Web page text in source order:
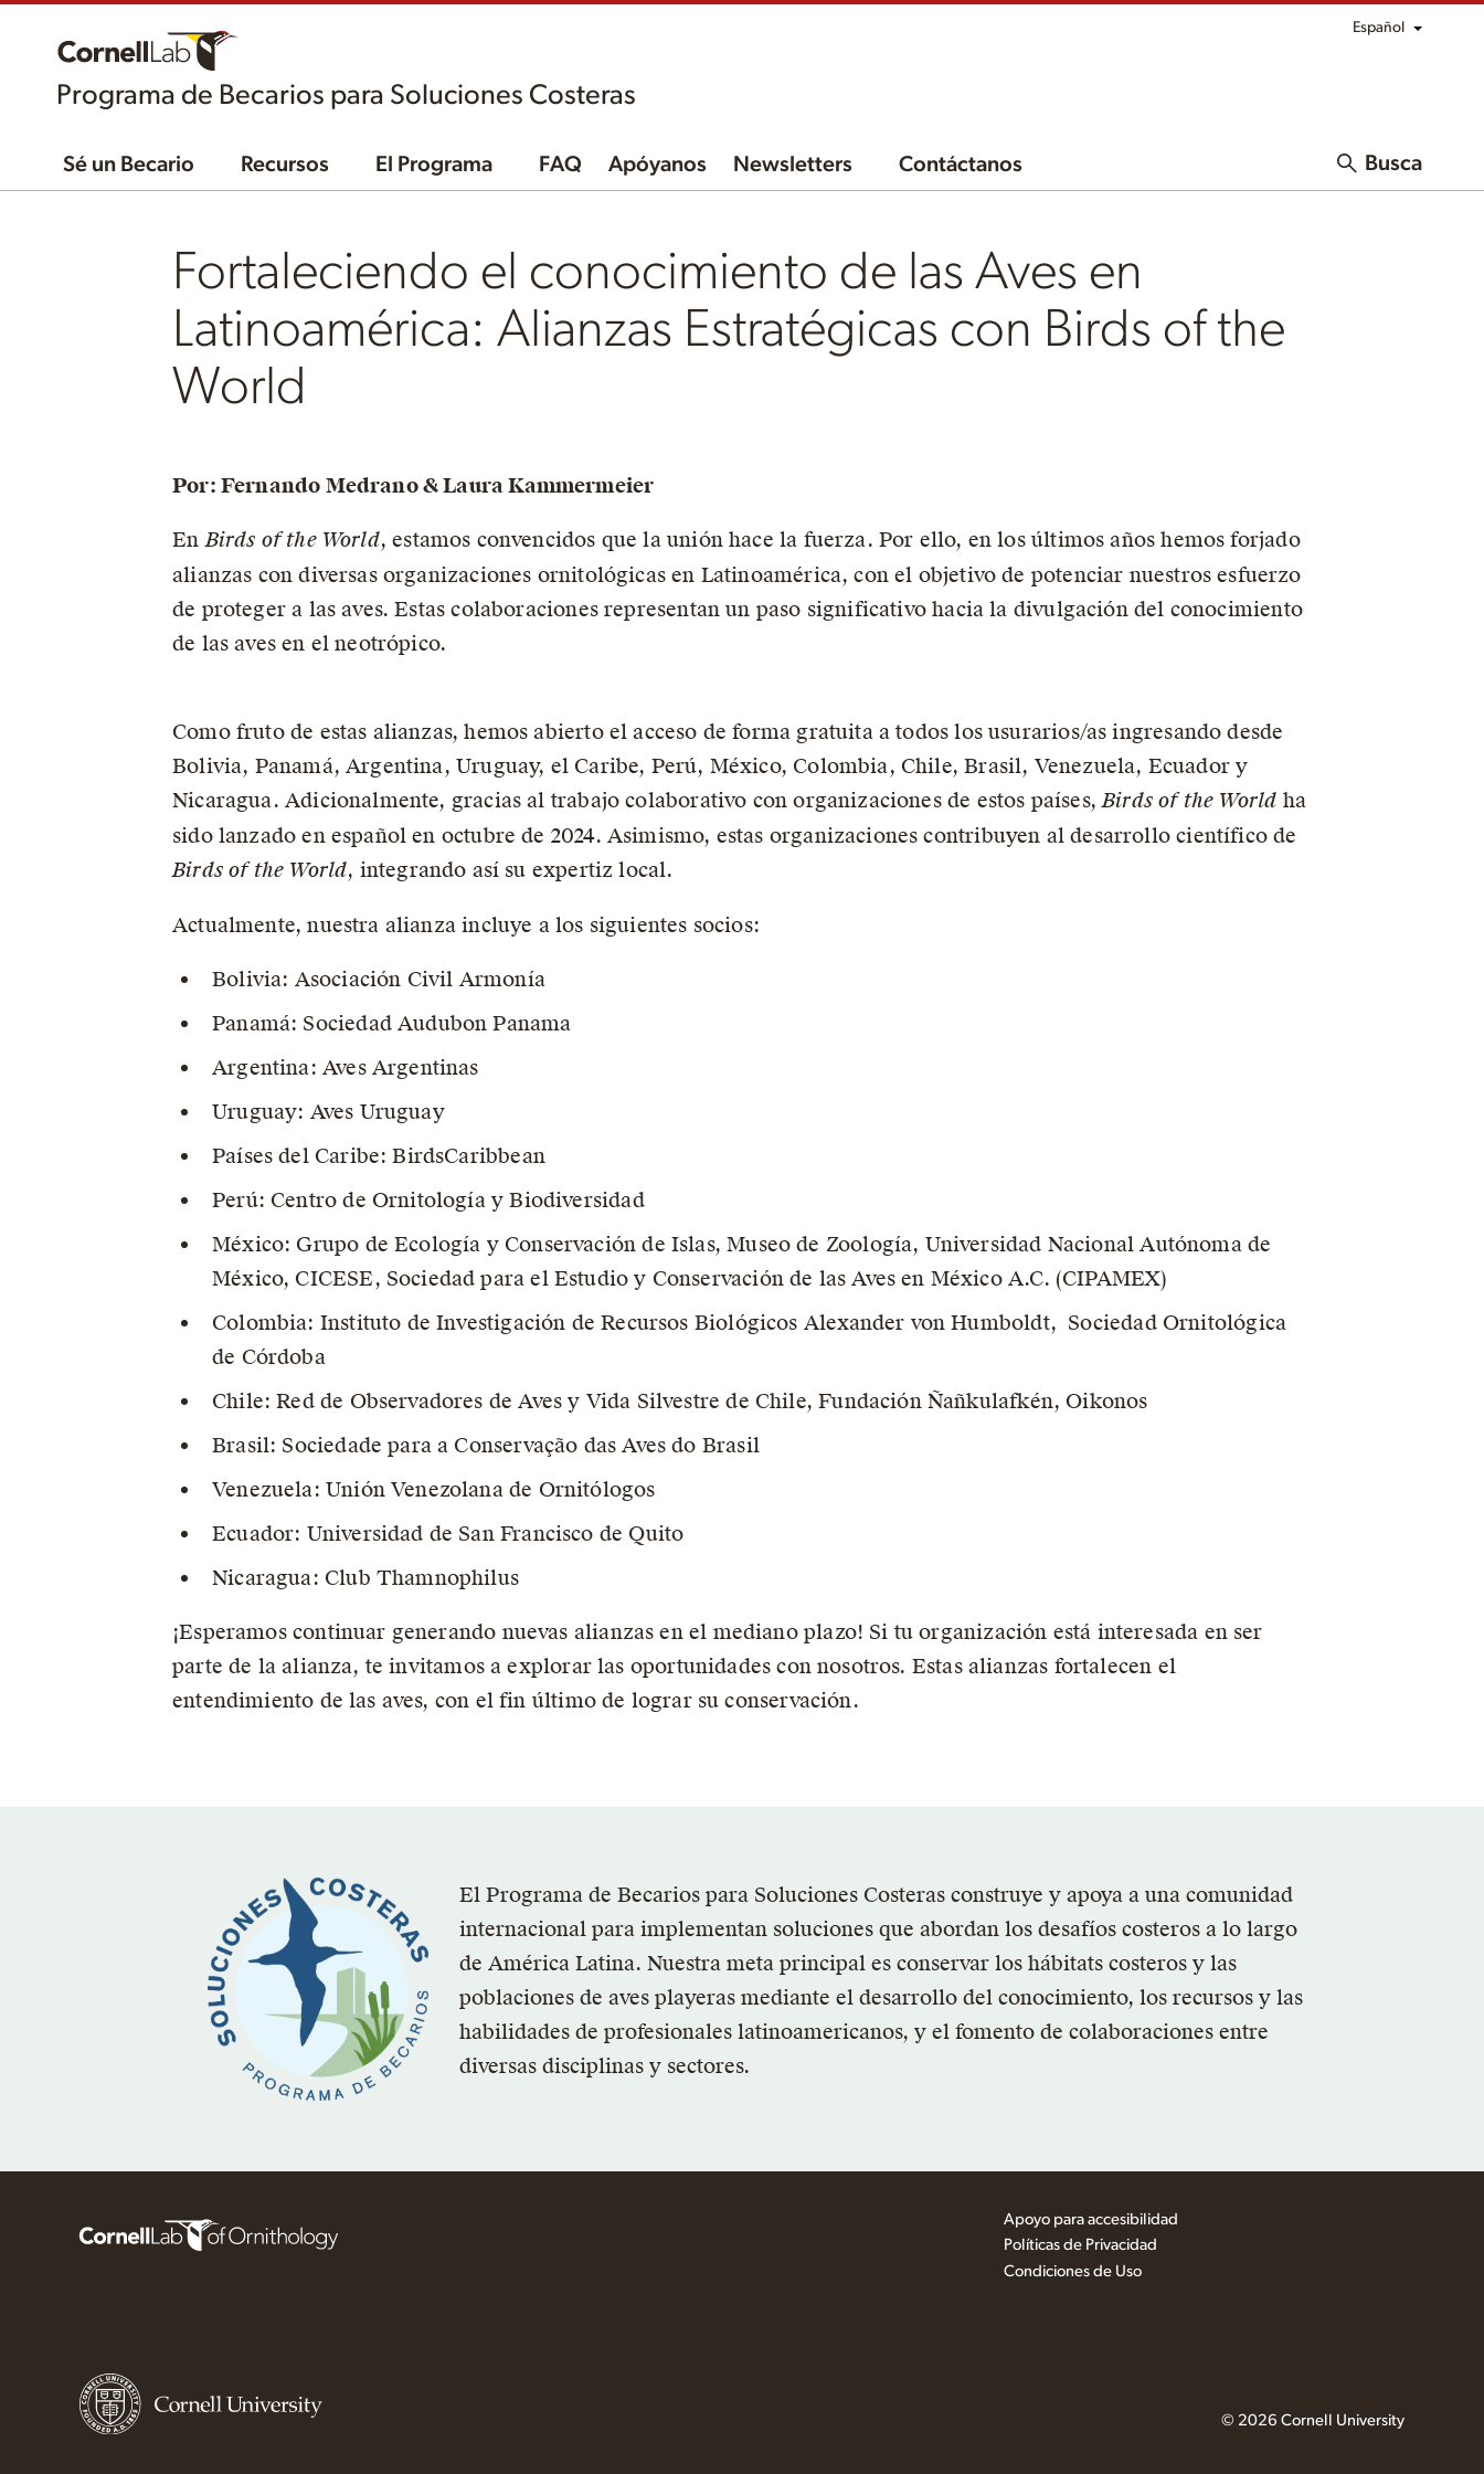
Español
Programa de Becarios para Soluciones Costeras
Sé un Becario Recursos El Programa FAQ Apóyanos Newsletters Contáctanos Busca
Fortaleciendo el conocimiento de las Aves en
Latinoamérica: Alianzas Estratégicas con Birds of the
World
Por: Fernando Medrano & Laura Kammermeier
EnBirds of the World, estamos convencidos que la unión hace la fuerza. Por ello, en los últimos años hemos forjado
alianzas con diversas organizaciones ornitológicas en Latinoamérica, con el objetivo de potenciar nuestros esfuerzo
de proteger a las aves. Estas colaboraciones representan un paso significativo hacia la divulgación del conocimiento
de las aves en el neotrópico.
Como fruto de estas alianzas, hemos abierto el acceso de forma gratuita a todos los usurarios/as ingresando desde
Bolivia, Panamá, Argentina, Uruguay, el Caribe, Perú, México, Colombia, Chile, Brasil, Venezuela, Ecuador y
Nicaragua. Adicionalmente, gracias al trabajo colaborativo con organizaciones de estos países,Birds of the World ha
sido lanzado en español en octubre de 2024. Asimismo, estas organizaciones contribuyen al desarrollo científico de
Birds of the World, integrando así su expertiz local.
Actualmente, nuestra alianza incluye a los siguientes socios:
Bolivia: Asociación Civil Armonía
Panamá: Sociedad Audubon Panama
Argentina: Aves Argentinas
Uruguay: Aves Uruguay
Países del Caribe: BirdsCaribbean
Perú: Centro de Ornitología y Biodiversidad
México: Grupo de Ecología y Conservación de Islas, Museo de Zoología, Universidad Nacional Autónoma de
México, CICESE, Sociedad para el Estudio y Conservación de las Aves en México A.C. (CIPAMEX)
Colombia: Instituto de Investigación de Recursos Biológicos Alexander von Humboldt, Sociedad Ornitológica
de Córdoba
Chile: Red de Observadores de Aves y Vida Silvestre de Chile, Fundación Ñañkulafkén, Oikonos
Brasil: Sociedade para a Conservação das Aves do Brasil
Venezuela: Unión Venezolana de Ornitólogos
Ecuador: Universidad de San Francisco de Quito
Nicaragua: Club Thamnophilus
¡Esperamos continuar generando nuevas alianzas en el mediano plazo! Si tu organización está interesada en ser
parte de la alianza, te invitamos a explorar las oportunidades con nosotros. Estas alianzas fortalecen el
entendimiento de las aves, con el fin último de lograr su conservación.
El Programa de Becarios para Soluciones Costeras construye y apoya a una comunidad
internacional para implementan soluciones que abordan los desafíos costeros a lo largo
de América Latina. Nuestra meta principal es conservar los hábitats costeros y las
poblaciones de aves playeras mediante el desarrollo del conocimiento, los recursos y las
habilidades de profesionales latinoamericanos, y el fomento de colaboraciones entre
diversas disciplinas y sectores.
Apoyo para accesibilidad
Políticas de Privacidad
Condiciones de Uso
© 2026 Cornell University